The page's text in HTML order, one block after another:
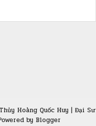
Hoàng Quốc Huy | Đại Sư
by Blogger